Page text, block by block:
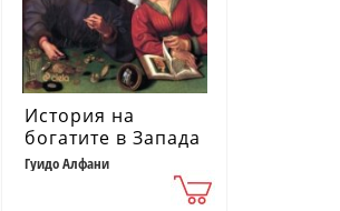
История на
богатите в Запада
Гуидо Алфани